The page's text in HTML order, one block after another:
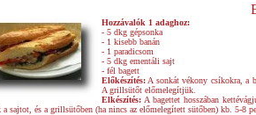
Hozzávalók 1 adaghoz:
- 5 dkg gépsonka
- 1 kisebb banán
- 1 paradicsom
- 5 dkg ementáli sajt
- fél bagett
Előkészítés: A sonkát vékony csíkokra, a
A grillsütőt előmelegítjük.
Elkészítés: A bagettet hosszában
a sajtot, és a grillsütőben (ha nincs az előmelegített sütőben) kb. 5-8